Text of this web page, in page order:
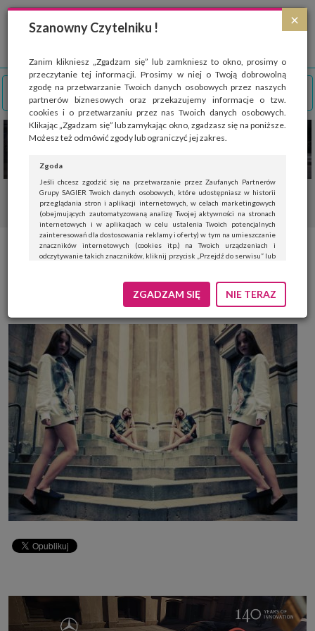
×
Szanowny Czytelniku !
Zanim klikniesz „Zgadzam się” lub zamkniesz to okno, prosimy o
przeczytanie tej informacji. Prosimy w niej o Twoją dobrowolną
zgodę na przetwarzanie Twoich danych osobowych przez naszych
partnerów biznesowych oraz przekazujemy informacje o tzw.
cookies i o przetwarzaniu przez nas Twoich danych osobowych.
Klikając „Zgadzam się” lub zamykając okno, zgadzasz się na poniższe.
Możesz też odmówić zgody lub ograniczyć jej zakres.
Zgoda
Jeśli chcesz zgodzić się na przetwarzanie przez Zaufanych Partnerów
Grupy SAGIER Twoich danych osobowych, które udostępniasz w historii
przeglądania stron i aplikacji internetowych, w celach marketingowych
(obejmujących zautomatyzowaną analizę Twojej aktywności na stronach
internetowych i w aplikacjach w celu ustalenia Twoich potencjalnych
zainteresowań dla dostosowania reklamy i oferty) w tym na umieszczanie
znaczników internetowych (cookies itp.) na Twoich urządzeniach i
odczytywanie takich znaczników, kliknij przycisk „Przejdź do serwisu” lub
Jeśli nie chcesz wyrazić zgody, kliknij „Nie teraz”.
Wyrażenie zgody jest dobrowolne. Możesz edytować zakres zgody, w tym
Powyższa zgoda dotyczy przetwarzania Twoich danych osobowych w celach
marketingowych Zaufanych Partnerów. Zaufani Partnerzy to firmy z
obszaru e-commerce i reklamodawcy oraz działające w ich imieniu domy
mediowe i podobne organizacje, z którymi Grupa SAGIER współpracuje.
Podmioty z Grupy SAGIER w ramach udostępnianych przez siebie usług
internetowych przetwarzają Twoje dane we własnych celach
marketingowych w oparciu o prawnie uzasadniony, wspólny interes
podmiotów Grupy SAGIER. Przetwarzanie takie nie wymaga dodatkowej
zgody z Twojej strony, ale możesz mu się w każdej chwili sprzeciwić. O ile
nie zdecydujesz inaczej, dokonując stosownych zmian ustawień w Twojej
przeglądarce, podmioty z Grupy SAGIER będą również instalować na
Twoich urządzeniach pliki cookies i podobne oraz odczytywać informacje z
takich plików. Bliższe informacje o cookies znajdziesz w akapicie
„Cookies” pod koniec tej informacji.
Administrator danych osobowych
Administratorami Twoich danych są podmioty z Grupy SAGIER czyli
podmioty z grupy kapitałowej SAGIER, w której skład wchodzą Sagier Sp. z
o.o. ul. Cegielniana 18c/3, 35-310 Rzeszów oraz Podmioty Zależne.
danych w ramach poszczególnych Usług mogą być również Zaufani
Partnerzy, w tym klienci.
http://poradnikbudowlany.eu/
https://modnieizdrowo.pl/
ZGADZAM SIĘ NIE TERAZ
Strona wykorzystuje pliki cookies, które służą głównie do celów statystycznych.
Wyrażając zgodę na używanie 'cookies', zezwalasz na zapisanie ich w pamięci
przeglądarki. Przejdź do
polityki cookies
Fot. Archiwum Sebastiana Plęsa
2 września 2016|